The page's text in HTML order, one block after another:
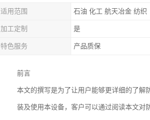
适用范围 石油 化工 航天冶金 纺织
加工定制 是
特色服务 产品质保
前言
本文的撰写是为了让用户能够更详细的了解
装及使用本设备，客户可以通过阅读本文对